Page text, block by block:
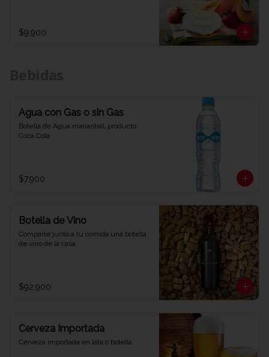
$9.900
Agua con Gas o sin Gas
Botella de Agua manantial, producto
Coca Cola
$7.900
Botella de Vino
Comparte junto a tu comida una botella
de vino de la casa
$92.900
Cerveza Importada
Cerveza importada en lata o botella